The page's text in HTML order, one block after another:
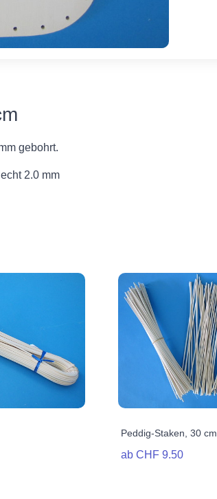
gebohrt.
2.0 mm
Peddig-Staken, 30 cm
ab CHF 9.50